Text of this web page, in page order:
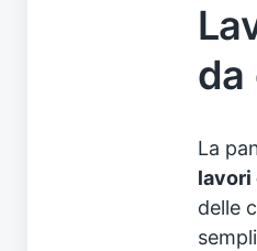
da
La
lavori
delle